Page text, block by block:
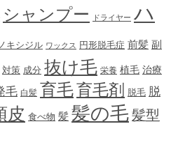
シャンプー ドライヤー ハ
キシジル ワックス 円形脱毛症 前髪 副
対策 成分 抜け毛 栄養 植毛 治療
毛 白髪 育毛育毛剤 脱毛 脱
皮 食べ物 髪 髪の毛髪型